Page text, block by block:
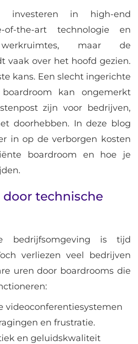
investeren in high-end
of-the-art technologie en
werkruimtes, maar de
vaak over het hoofd gezien.
kans. Een slecht ingerichte
kan ongemerkt
zijn voor bedrijven,
doorhebben. In deze blog
in op de verborgen kosten
boardroom en hoe je
door technische
bedrijfsomgeving is tijd
verliezen veel bedrijven
uren door boardrooms die
videoconferentiesystemen
en frustratie.
en geluidskwaliteit